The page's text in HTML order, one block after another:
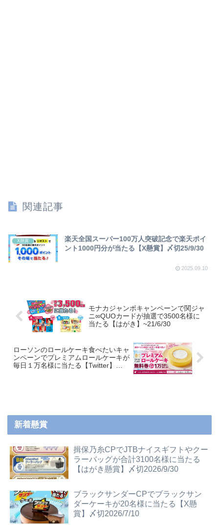
関連記事
X懸賞
楽天全国スーパー100万人突破記念で楽天ポイ
ント1000円分が当たる【X懸賞】〆切25/9/30
2025.09.10
モナカジャンボキャンペーンで関ジャ
ニ∞QUOカードが抽選で3500名様に
当たる【はがき】~21/6/30
ローソンのロールケーキ食べたいキャ
ンペーンでプレミアムロールケーキが
毎日１万名様に当たる【Twitter】
新着懸賞
揖保乃糸CPでJTBナイスギフトやクー
ラーバッグが合計3100名様に当たる
【はがき懸賞】〆切2026/9/30
ブラックサンダーCPでブラックサン
ダーケーキが20名様に当たる【X懸
賞】〆切2026/7/10